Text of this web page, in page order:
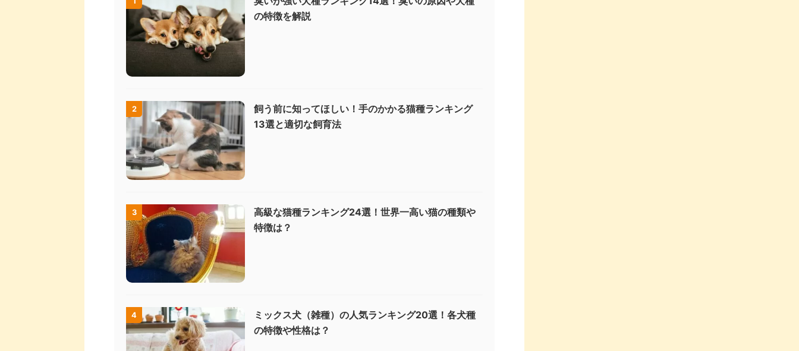
の特徴を解説
2
飼う前に知ってほしい！手のかかる猫種ランキング
13選と適切な飼育法
3
高級な猫種ランキング24選！世界一高い猫の種類や
特徴は？
4
ミックス犬（雑種）の人気ランキング20選！各犬種
の特徴や性格は？